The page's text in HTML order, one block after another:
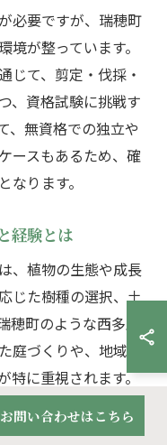
必要ですが、瑞穂町
が整っています。
じて、剪定・伐採・
、資格試験に挑戦す
、無資格での独立や
ースもあるため、確
ります。
経験とは
、植物の生態や成長
じた樹種の選択、土
町のような西多摩
づくりや、地域固
特に重視されます。
植栽作業を通じて、
お問い合わせはこちら